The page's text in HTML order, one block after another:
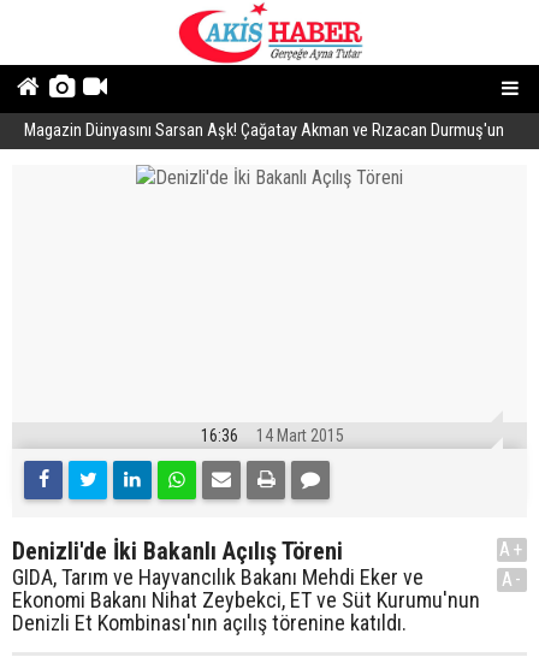
Magazin Dünyasını Sarsan Aşk! Çağatay Akman ve Rızacan Durmuş'un
Gizli İlişkisi Ortaya Çıktı
16:36 14 Mart 2015
Denizli'de İki Bakanlı Açılış Töreni
GIDA, Tarım ve Hayvancılık Bakanı Mehdi Eker ve
Ekonomi Bakanı Nihat Zeybekci, ET ve Süt Kurumu'nun
Denizli Et Kombinası'nın açılış törenine katıldı.
A+
A-